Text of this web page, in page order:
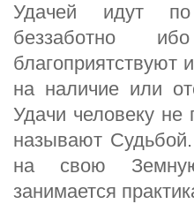
Удачей идут
беззаботно
благоприятствуют
на наличие или
Удачи человеку не
называют
на свою
занимается